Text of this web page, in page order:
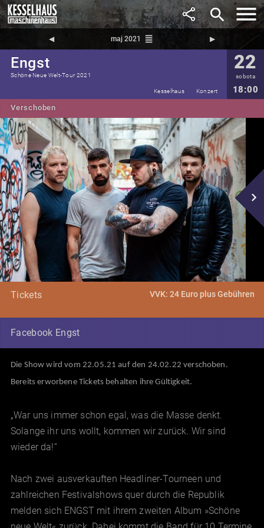
search
◀︎ maj 2021 reorder ▶︎
Engst
Schöne Neue Welt-Tour 2021
22
sobota
18:00
Kesselhaus Konzert
Verschoben
navigate_next
Tickets VVK: 24 Euro plus Gebühren
Facebook Engst
Die Show wird vom 22.05.21 auf den 24.02.22 verschoben.
Bereits erworbene Tickets behalten ihre Gültigkeit.
„War uns immer schon egal, was die Masse denkt.
Solange ihr uns wollt, kommen wir zurück. Wir sind
wieder da!“
Nach zwei ausverkauften Headliner-Tourneen und
zahlreichen Festivalshows quer durch die Republik
melden sich ENGST mit ihrem zweiten Album »Schöne